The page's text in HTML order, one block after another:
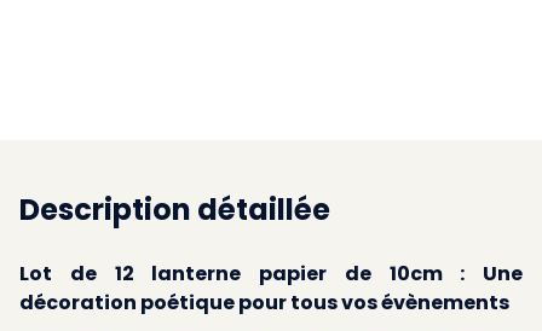
Description détaillée
Lot de 12 lanterne papier de 10cm : Une
décoration poétique pour tous vos évènements